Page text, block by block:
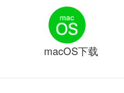
macOS下载